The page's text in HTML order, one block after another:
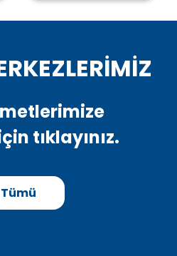
Pazarında
tıklayınız.
Tümü